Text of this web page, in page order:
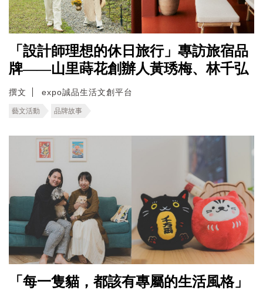
「設計師理想的休日旅行」專訪旅宿品
牌——山里蒔花創辦人黃琇梅、林千弘
撰文 expo誠品生活文創平台
藝文活動 品牌故事
「每一隻貓，都該有專屬的生活風格」